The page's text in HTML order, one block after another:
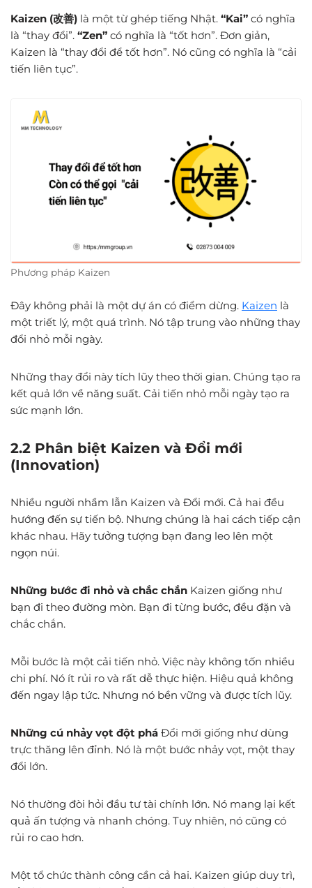
Kaizen (改善) là một từ ghép tiếng Nhật. “Kai” có nghĩa
là “thay đổi”. “Zen” có nghĩa là “tốt hơn”. Đơn giản,
Kaizen là “thay đổi để tốt hơn”. Nó cũng có nghĩa là “cải
tiến liên tục”.
Phương pháp Kaizen
Đây không phải là một dự án có điểm dừng. Kaizen là
một triết lý, một quá trình. Nó tập trung vào những thay
đổi nhỏ mỗi ngày.
Những thay đổi này tích lũy theo thời gian. Chúng tạo ra
kết quả lớn về năng suất. Cải tiến nhỏ mỗi ngày tạo ra
sức mạnh lớn.
2.2 Phân biệt Kaizen và Đổi mới
(Innovation)
Nhiều người nhầm lẫn Kaizen và Đổi mới. Cả hai đều
hướng đến sự tiến bộ. Nhưng chúng là hai cách tiếp cận
khác nhau. Hãy tưởng tượng bạn đang leo lên một
ngọn núi.
Những bước đi nhỏ và chắc chắn Kaizen giống như
bạn đi theo đường mòn. Bạn đi từng bước, đều đặn và
chắc chắn.
Mỗi bước là một cải tiến nhỏ. Việc này không tốn nhiều
chi phí. Nó ít rủi ro và rất dễ thực hiện. Hiệu quả không
đến ngay lập tức. Nhưng nó bền vững và được tích lũy.
Những cú nhảy vọt đột phá Đổi mới giống như dùng
trực thăng lên đỉnh. Nó là một bước nhảy vọt, một thay
đổi lớn.
Nó thường đòi hỏi đầu tư tài chính lớn. Nó mang lại kết
quả ấn tượng và nhanh chóng. Tuy nhiên, nó cũng có
rủi ro cao hơn.
Một tổ chức thành công cần cả hai. Kaizen giúp duy trì,